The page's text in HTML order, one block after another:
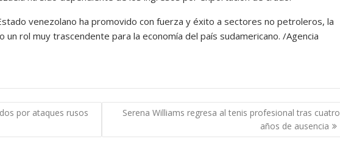
venezolano ha promovido con fuerza y éxito a sectores no petroleros, la
un rol muy trascendente para la economía del país sudamericano. /Agencia
por ataques rusos
Serena Williams regresa al tenis profesional tras cuatro
años de ausencia